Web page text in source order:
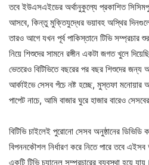
তবে ইউএসএইডের অর্থানুকুল্যে প্রকাশিত
আসবে, কিন্তু মুক্তিযুদ্ধের ভয়াবহ অস্থির
তারও আগে যখন পূর্ব পাকিস্তানে টিভি সম্প্রচার
নিয়ে শিশুদের সামনে রঙ্গীন একটা জগত খুলে
ভেতরেও বিটিভিতে বছরের পর বছর শিশুদের জন্য
আর্কাইভে সেসব পঁচে নষ্ট হচ্ছে, মুস্তফা মনোয়ার
পাপেট নাচে, আমি বাজার ঘুরে হাজার বারেও
বিটিভি চাইলেই পুরোনো সেসব অনুষ্ঠানের ডিভিডি
বিপননকৌশল নির্ধারণ করে নিতে পারে তবে
একটি টিভি চ্যানেল সম্প্রচারের ব্যবস্থা হয়ে